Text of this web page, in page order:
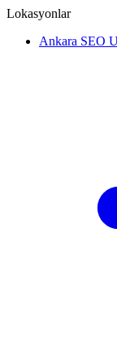
Lokasyonlar
Ankara SEO